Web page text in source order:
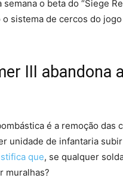
o beta do “Siege
sistema de cercos do
III abandona
é a remoção das
unidade de infantaria
que, se qualquer
muralhas?